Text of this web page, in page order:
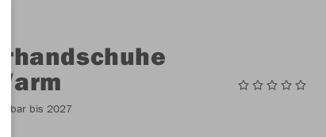
bis 2027